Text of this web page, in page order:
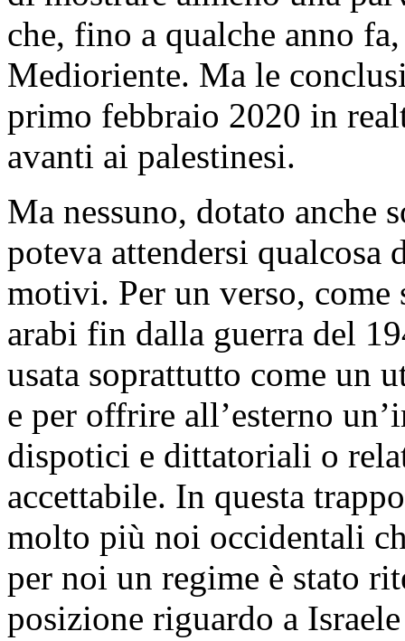
che, fino a qualche anno
Medioriente. Ma le
primo febbraio 2020 in
avanti ai palestinesi.
Ma nessuno, dotato anche
poteva attendersi
motivi. Per un verso,
arabi fin dalla guerra del
usata soprattutto come un
e per offrire all’esterno
dispotici e dittatoriali o
accettabile. In questa
molto più noi occidentali
per noi un regime è stato
posizione riguardo a